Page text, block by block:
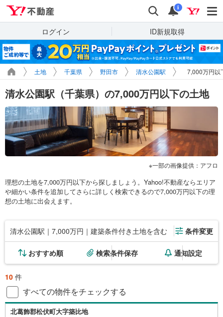
検索 通知
i
ログイン ID新規取得
土地 千葉県 野田市 清水公園駅 7,000万円以
清水公園駅（千葉県）の7,000万円以下の土地
一部の画像提供：アフロ
理想の土地を7,000万円以下から探しましょう。Yahoo!不動産ならエリア
や細かい条件を追加してさらに詳しく検索できるので7,000万円以下の理
想の土地に出会えます。
清水公園駅｜7,000万円｜建築条件付き土地を含む 条件変更
おすすめ順 検索条件保存 通知設定
10 件
すべての物件をチェックする
北葛飾郡松伏町大字築比地